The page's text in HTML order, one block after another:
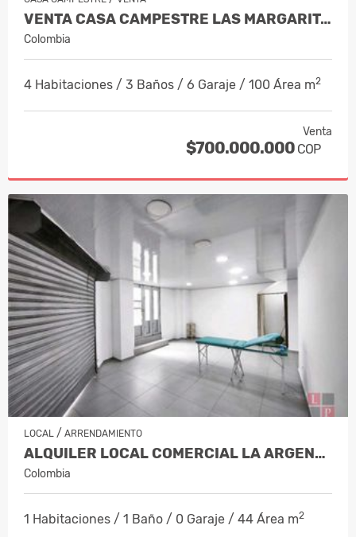
VENTA CASA CAMPESTRE LAS MARGARITAS,…
Colombia
4 Habitaciones / 3 Baños / 6 Garaje / 100 Área m2
Venta
$700.000.000 COP
LOCAL / ARRENDAMIENTO
ALQUILER LOCAL COMERCIAL LA ARGENTINA…
Colombia
1 Habitaciones / 1 Baño / 0 Garaje / 44 Área m2